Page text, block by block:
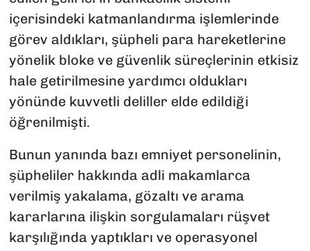
içerisindeki katmanlandırma işlemlerinde
görev aldıkları, şüpheli para hareketlerine
yönelik bloke ve güvenlik süreçlerinin etkisiz
hale getirilmesine yardımcı oldukları
yönünde kuvvetli deliller elde edildiği
öğrenilmişti.
Bunun yanında bazı emniyet personelinin,
şüpheliler hakkında adli makamlarca
verilmiş yakalama, gözaltı ve arama
kararlarına ilişkin sorgulamaları rüşvet
karşılığında yaptıkları ve operasyonel